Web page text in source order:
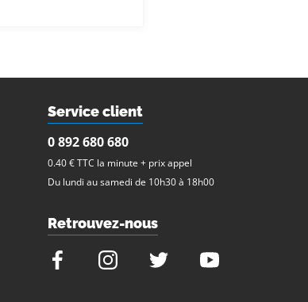
Service client
0 892 680 680
0.40 € TTC la minute + prix appel
Du lundi au samedi de 10h30 à 18h00
Retrouvez-nous